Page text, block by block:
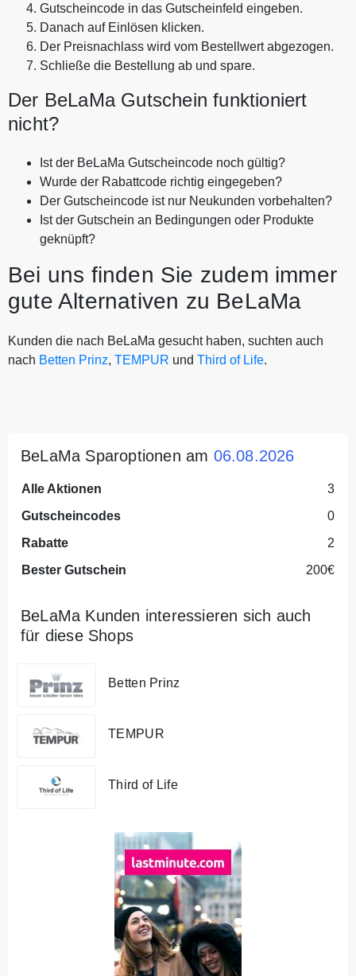
Gutscheincode in das Gutscheinfeld eingeben.
Danach auf Einlösen klicken.
Der Preisnachlass wird vom Bestellwert abgezogen.
Schließe die Bestellung ab und spare.
Der BeLaMa Gutschein funktioniert
nicht?
Ist der BeLaMa Gutscheincode noch gültig?
Wurde der Rabattcode richtig eingegeben?
Der Gutscheincode ist nur Neukunden vorbehalten?
Ist der Gutschein an Bedingungen oder Produkte
geknüpft?
Bei uns finden Sie zudem immer
gute Alternativen zu BeLaMa
Kunden die nach BeLaMa gesucht haben, suchten auch
nach Betten Prinz, TEMPUR und Third of Life.
BeLaMa Sparoptionen am 06.08.2026
Alle Aktionen
3
Gutscheincodes
0
Rabatte
2
Bester Gutschein
200€
BeLaMa Kunden interessieren sich auch
für diese Shops
Betten Prinz
TEMPUR
Third of Life